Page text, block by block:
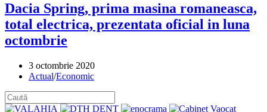
Dacia Spring, prima masina romaneasca,
total electrica, prezentata oficial in luna
octombrie
Post
published:
3 octombrie 2020
Post
Actual/Economic